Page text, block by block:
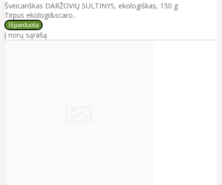
Šveicariškas DARŽOVIŲ SULTINYS, ekologiškas, 150 g
Tirpus ekologi&scaro..
Į norų sąrašą